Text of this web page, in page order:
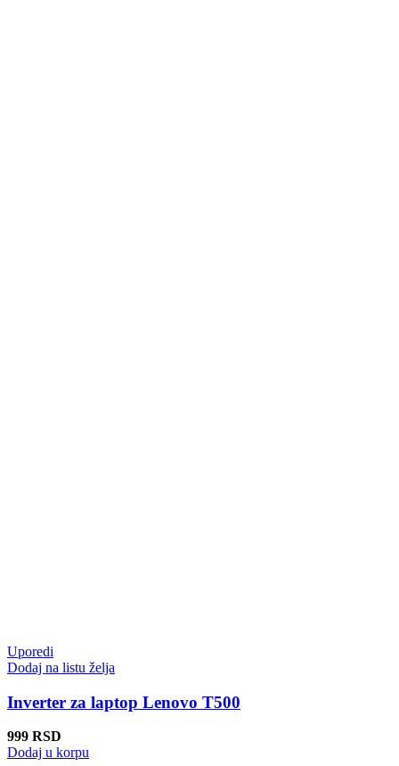
Uporedi
Dodaj na listu želja
Inverter za laptop Lenovo T500
999 RSD
Dodaj u korpu